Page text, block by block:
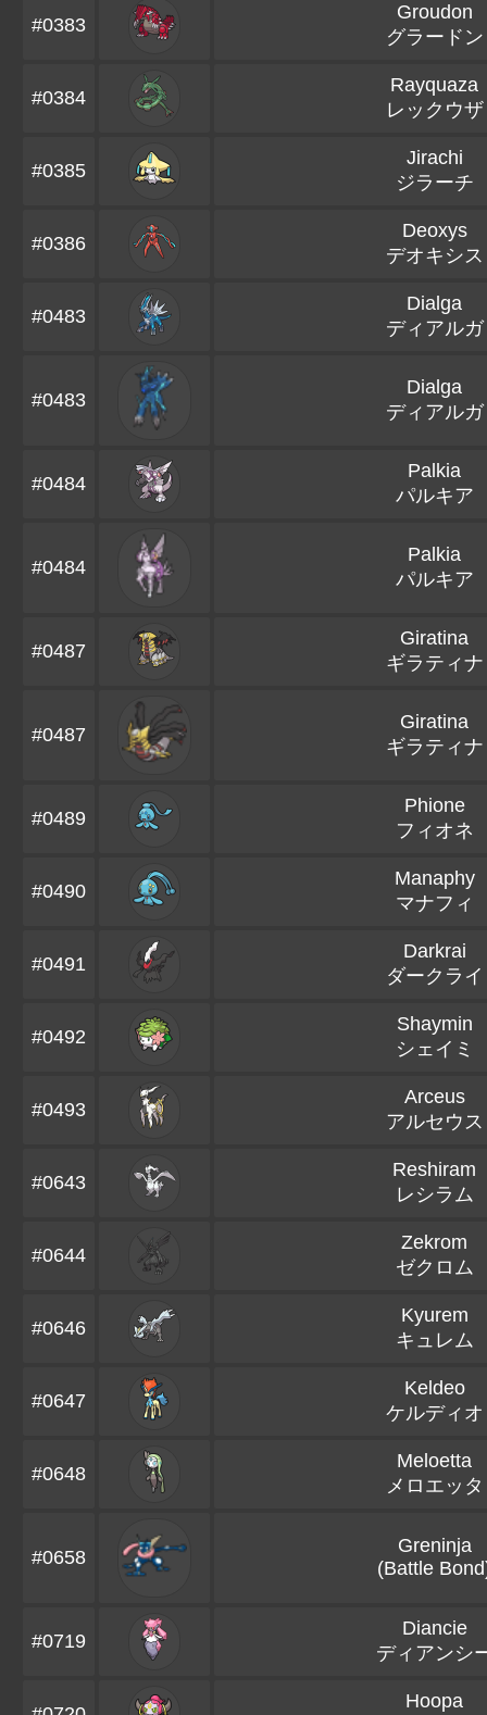
#0383
Groudon
グラードン
#0384
Rayquaza
レックウザ
#0385
Jirachi
ジラーチ
#0386
Deoxys
デオキシス
#0483
Dialga
ディアルガ
#0483
Dialga
ディアルガ
#0484
Palkia
パルキア
#0484
Palkia
パルキア
#0487
Giratina
ギラティナ
#0487
Giratina
ギラティナ
#0489
Phione
フィオネ
#0490
Manaphy
マナフィ
#0491
Darkrai
ダークライ
#0492
Shaymin
シェイミ
#0493
Arceus
アルセウス
#0643
Reshiram
レシラム
#0644
Zekrom
ゼクロム
#0646
Kyurem
キュレム
#0647
Keldeo
ケルディオ
#0648
Meloetta
メロエッタ
#0658
Greninja
(Battle
#0719
Diancie
ディアンシ
Hoopa